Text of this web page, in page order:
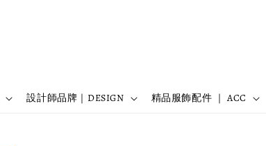
設計師品牌｜DESIGN 精品服飾配件 ｜ ACC